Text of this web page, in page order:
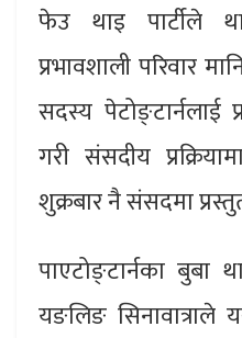
फेउ थाइ पार्टीले
प्रभावशाली परिवार
सदस्य पेटोङ्टार्नलाई
गरी संसदीय
शुक्रबार नै संसदमा
पाएटोङ्टार्नका बुबा
यङलिङ सिनावात्राले